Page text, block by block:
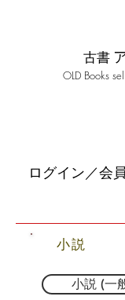
古書
​OLD Books
ログイン／会
​小説
小説 (一